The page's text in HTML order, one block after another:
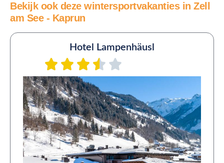
Bekijk ook deze wintersportvakanties in Zell
am See - Kaprun
Hotel Lampenhäusl